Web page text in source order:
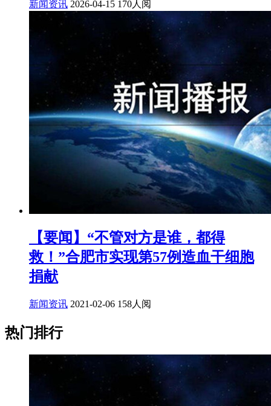
新闻资讯 2026-04-15 170人阅
【要闻】“不管对方是谁，都得
救！”合肥市实现第57例造血干细胞
捐献
新闻资讯 2021-02-06 158人阅
热门排行